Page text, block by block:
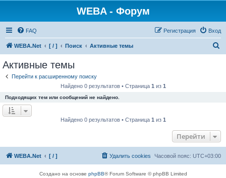
WEBA - Форум
FAQ Вход
Регистрация
WEBA.Net [ / ] Поиск Активные темы
Активные темы
Перейти к расширенному поиску
Найдено 0 результатов • Страница 1 из 1
Подходящих тем или сообщений не найдено.
Найдено 0 результатов • Страница 1 из 1
Перейти
WEBA.Net [ / ] Часовой пояс: UTC+03:00
Удалить cookies
Создано на основе phpBB® Forum Software © phpBB Limited